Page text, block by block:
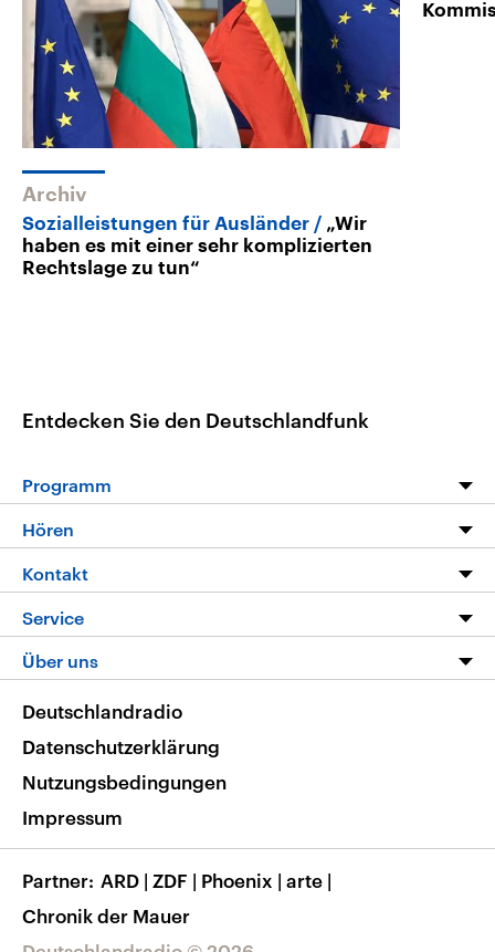
Archiv
Sozialleistungen für Ausländer
„Wir
haben es mit einer sehr komplizierten
Rechtslage zu tun“
Entdecken Sie den Deutschlandfunk
Programm
Die Nachrichten
Nachrichtenleicht
Neue Beiträge auf dlf.de
Hören
Livestream
Podcasts
Deutschlandfunk App
Nachrichten App
Frequenzen
Kontakt
Service
FAQ
Veranstaltungen
Musikliste
RSS
Über uns
Barrierefreiheit
Deutschlandradio
Datenschutzerklärung
Nutzungsbedingungen
Impressum
Partner ARD | ZDF | Phoenix | arte |
Chronik der Mauer